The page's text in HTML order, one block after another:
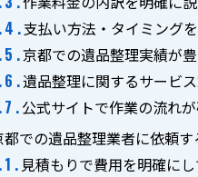
支払い方法・タイミング
京都での遺品整理実績が
遺品整理に関するサービ
公式サイトで作業の流れ
都での遺品整理業者に依頼
見積もりで費用を明確にし